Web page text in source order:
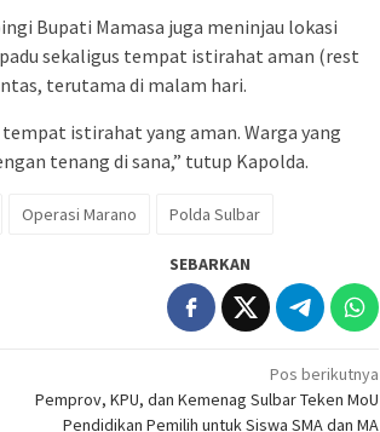
Bupati Mamasa juga meninjau lokasi
sekaligus tempat istirahat aman (rest
terutama di malam hari.
istirahat yang aman. Warga yang
tenang di sana,” tutup Kapolda.
Operasi Marano Polda Sulbar
SEBARKAN
Pos berikutnya
Pemprov, KPU, dan Kemenag Sulbar Teken MoU
Pendidikan Pemilih untuk Siswa SMA dan MA